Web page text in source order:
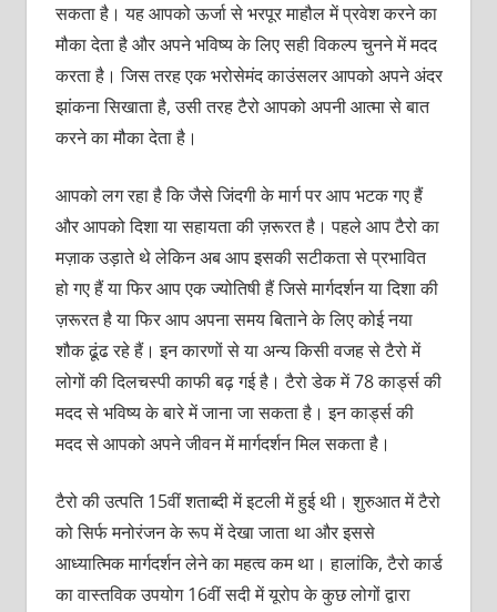
सकता है। यह आपको ऊर्जा से भरपूर माहौल में प्रवेश करने का
मौका देता है और अपने भविष्‍य के लिए सही विकल्‍प चुनने में मदद
करता है। जिस तरह एक भरोसेमंद काउंसलर आपको अपने अंदर
झांकना सिखाता है, उसी तरह टैरो आपको अपनी आत्‍मा से बात
करने का मौका देता है।
आपको लग रहा है कि जैसे जिंदगी के मार्ग पर आप भटक गए हैं
और आपको दिशा या सहायता की ज़रूरत है। पहले आप टैरो का
मज़ाक उड़ाते थे लेकिन अब आप इसकी सटीकता से प्रभावित
हो गए हैं या फिर आप एक ज्‍योतिषी हैं जिसे मार्गदर्शन या दिशा की
ज़रूरत है या फिर आप अपना समय बिताने के लिए कोई नया
शौक ढूंढ रहे हैं। इन कारणों से या अन्‍य किसी वजह से टैरो में
लोगों की दिलचस्‍पी काफी बढ़ गई है। टैरो डेक में 78 कार्ड्स की
मदद से भविष्य के बारे में जाना जा सकता है। इन कार्ड्स की
मदद से आपको अपने जीवन में मार्गदर्शन मिल सकता है।
टैरो की उत्पति 15वीं शताब्‍दी में इटली में हुई थी। शुरुआत में टैरो
को सिर्फ मनोरंजन के रूप में देखा जाता था और इससे
आध्‍यात्मिक मार्गदर्शन लेने का महत्‍व कम था। हालांकि, टैरो कार्ड
का वास्तविक उपयोग 16वीं सदी में यूरोप के कुछ लोगों द्वारा